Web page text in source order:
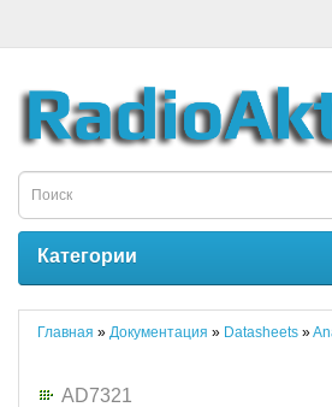
Категории
Главная » Документация » Datasheets »
AD7321